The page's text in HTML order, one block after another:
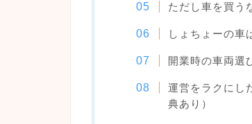
ただし車を買う
しょちょーの車
開業時の車両選
運営をラクにし
典あり）